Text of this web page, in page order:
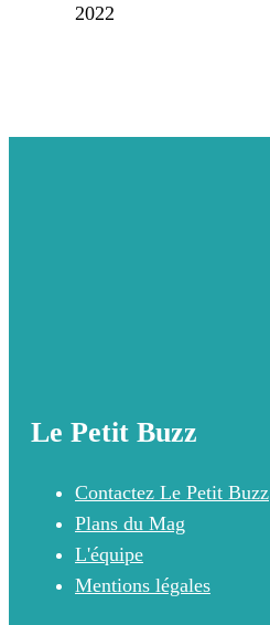
2022
Le Petit Buzz
Contactez Le Petit Buzz
Plans du Mag
L'équipe
Mentions légales